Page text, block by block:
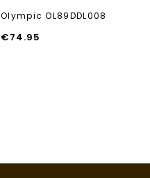
Olympic OL89DDL008
€74.95